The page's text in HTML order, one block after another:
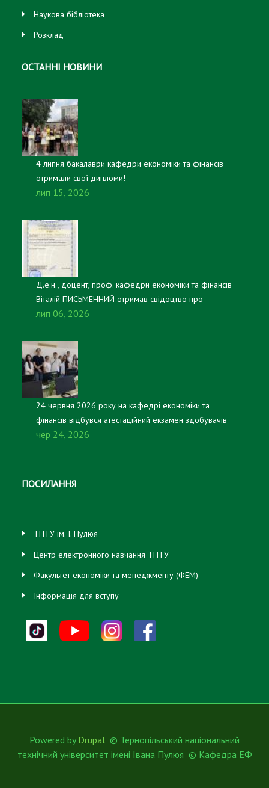
Наукова бібліотека
Розклад
ОСТАННІ НОВИНИ
4 липня бакалаври кафедри економіки та фінансів
отримали свої дипломи!
лип 15, 2026
Д.е.н., доцент, проф. кафедри економіки та фінансів
Віталій ПИСЬМЕННИЙ отримав свідоцтво про
реєстрацію авторського права на настільну гру
лип 06, 2026
24 червня 2026 року на кафедрі економіки та
фінансів відбувся атестаційний екзамен здобувачів
першого (бакалаврського) рівня вищої освіти, які
чер 24, 2026
ПОСИЛАННЯ
ТНТУ ім. І. Пулюя
Центр електронного навчання ТНТУ
Факультет економіки та менеджменту (ФЕМ)
Інформація для вступу
Powered by Drupal © Тернопільський національний
технічний університет імені Івана Пулюя © Кафедра ЕФ